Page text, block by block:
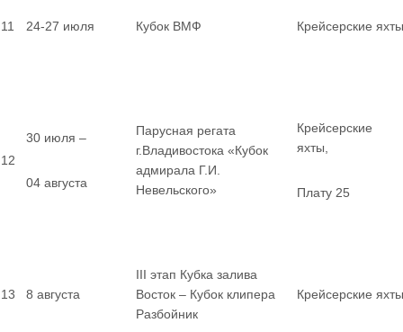
11 24-27 июля Кубок ВМФ Крейсерские яхты
12
30 июля –
04 августа
Парусная регата
г.Владивостока «Кубок
адмирала Г.И.
Невельского»
Крейсерские
яхты,
Плату 25
13 8 августа
III этап Кубка залива
Восток – Кубок клипера
Разбойник
Крейсерские яхты